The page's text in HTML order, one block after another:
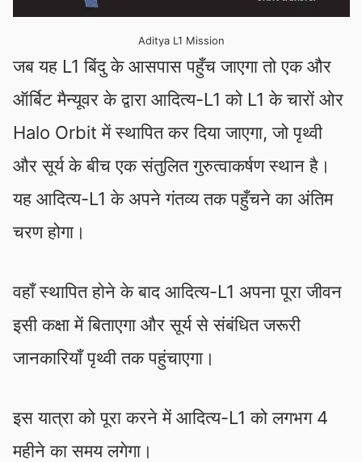
Aditya L1 Mission
जब यह L1 बिंदु के आसपास पहुँच जाएगा तो एक और
ऑर्बिट मैन्यूवर के द्वारा आदित्य-L1 को L1 के चारों ओर
Halo Orbit में स्थापित कर दिया जाएगा, जो पृथ्वी
और सूर्य के बीच एक संतुलित गुरुत्वाकर्षण स्थान है।
यह आदित्य-L1 के अपने गंतव्य तक पहुँचने का अंतिम
चरण होगा।
वहाँ स्थापित होने के बाद आदित्य-L1 अपना पूरा जीवन
इसी कक्षा में बिताएगा और सूर्य से संबंधित जरूरी
जानकारियाँ पृथ्वी तक पहुंचाएगा।
इस यात्रा को पूरा करने में आदित्य-L1 को लगभग 4
महीने का समय लगेगा।